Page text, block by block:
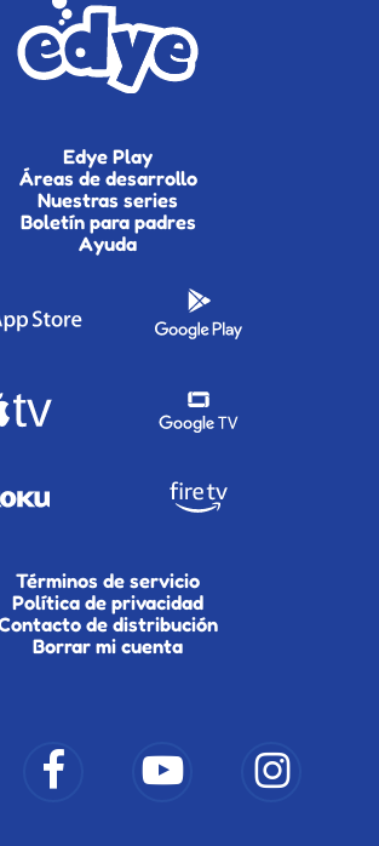
Edye Play
Áreas de desarrollo
Nuestras series
Boletín para padres
Ayuda
Términos de servicio
Política de privacidad
de distribución
Borrar mi cuenta
facebook youtube instagram